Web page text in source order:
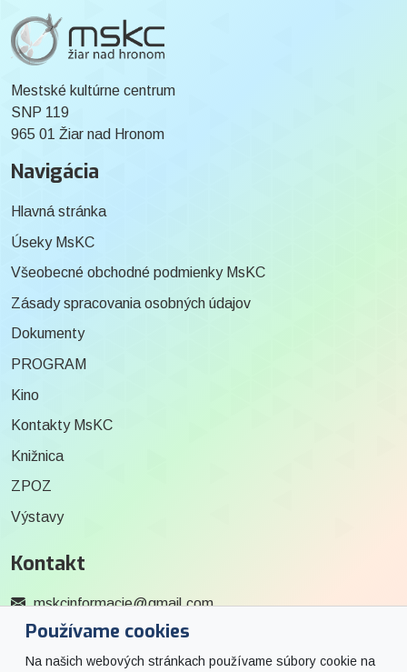
Používame cookies
Na našich webových stránkach používame súbory cookie na
Mestské kultúrne centrum
SNP 119
965 01 Žiar nad Hronom
Navigácia
Hlavná stránka
Úseky MsKC
Všeobecné obchodné podmienky MsKC
Zásady spracovania osobných údajov
Dokumenty
PROGRAM
Kino
Kontakty MsKC
Knižnica
ZPOZ
Výstavy
Kontakt
mskcinformacie@gmail.com
0915 727 244